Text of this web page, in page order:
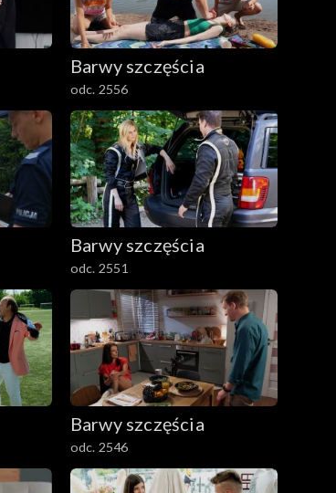
Barwy szczęścia
odc. 2556
Barwy szczęścia
odc. 2551
Barwy szczęścia
odc. 2546